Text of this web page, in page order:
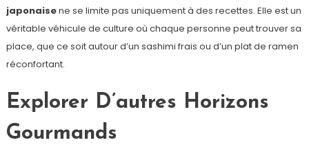
japonaisene se limite pas uniquement à des recettes. Elle est un
véritable véhicule de culture où chaque personne peut trouver sa
place, que ce soit autour d’un sashimi frais ou d’un plat de ramen
réconfortant.
Explorer D’autres Horizons
Gourmands